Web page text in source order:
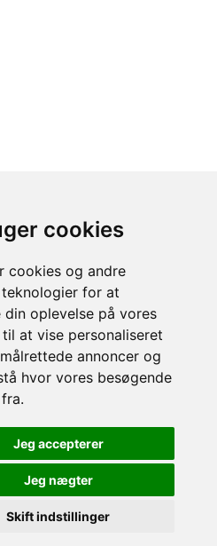
cookies
cookies og andre
for at
oplevelse på vores
at vise personaliseret
annoncer og
hvor vores besøgende
Jeg accepterer
Jeg nægter
Skift indstillinger
grønt | Blokken 15 | DK-
24 12|